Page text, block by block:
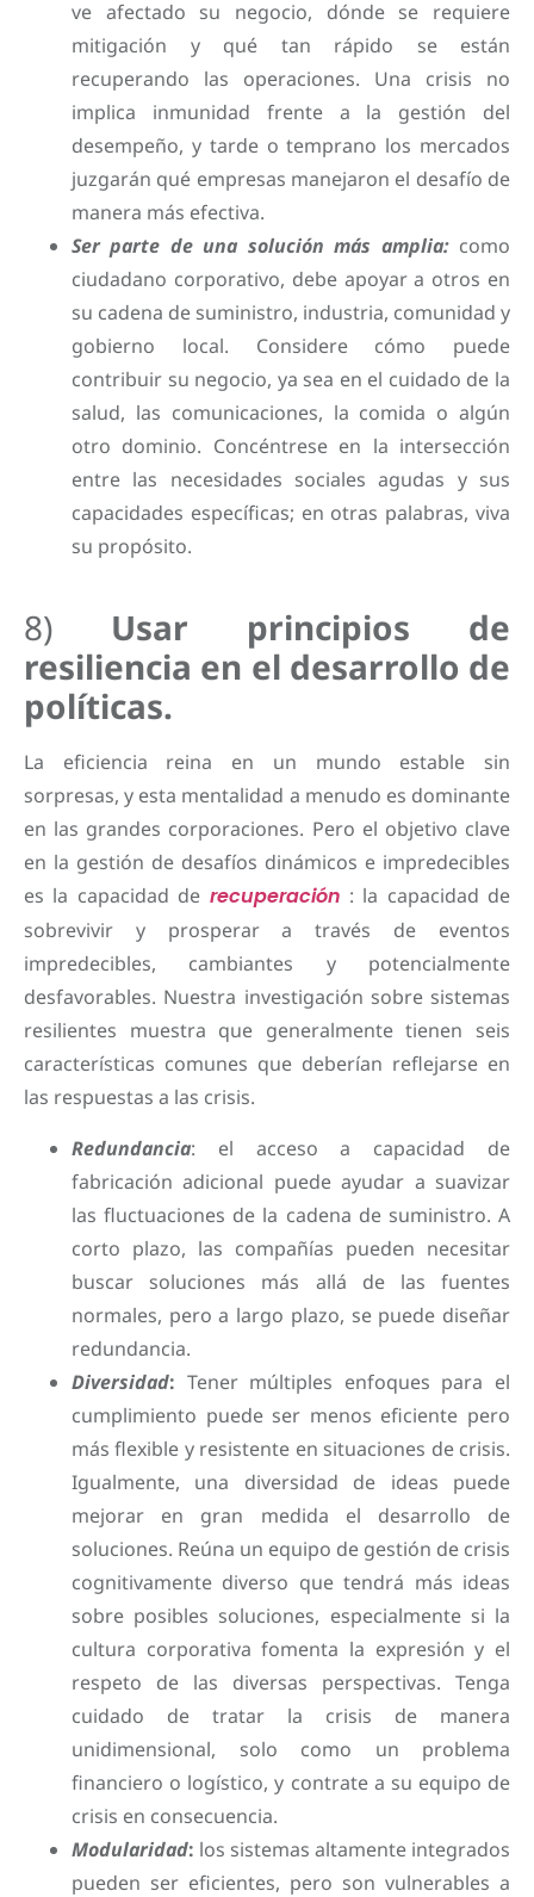
ve afectado su negocio, dónde se requiere
mitigación y qué tan rápido se están
recuperando las operaciones. Una crisis no
implica inmunidad frente a la gestión del
desempeño, y tarde o temprano los mercados
juzgarán qué empresas manejaron el desafío de
manera más efectiva.
Ser parte de una solución más amplia:como
ciudadano corporativo, debe apoyar a otros en
su cadena de suministro, industria, comunidad y
gobierno local. Considere cómo puede
contribuir su negocio, ya sea en el cuidado de la
salud, las comunicaciones, la comida o algún
otro dominio. Concéntrese en la intersección
entre las necesidades sociales agudas y sus
capacidades específicas; en otras palabras, viva
su propósito.
8) Usar principios de
resiliencia en el desarrollo de
políticas.
La eficiencia reina en un mundo estable sin
sorpresas, y esta mentalidad a menudo es dominante
en las grandes corporaciones. Pero el objetivo clave
en la gestión de desafíos dinámicos e impredecibles
es la capacidad de recuperación : la capacidad de
sobrevivir y prosperar a través de eventos
impredecibles, cambiantes y potencialmente
desfavorables. Nuestra investigación sobre sistemas
resilientes muestra que generalmente tienen seis
características comunes que deberían reflejarse en
las respuestas a las crisis.
Redundancia: el acceso a capacidad de
fabricación adicional puede ayudar a suavizar
las fluctuaciones de la cadena de suministro. A
corto plazo, las compañías pueden necesitar
buscar soluciones más allá de las fuentes
normales, pero a largo plazo, se puede diseñar
redundancia.
Diversidad: Tener múltiples enfoques para el
cumplimiento puede ser menos eficiente pero
más flexible y resistente en situaciones de crisis.
Igualmente, una diversidad de ideas puede
mejorar en gran medida el desarrollo de
soluciones. Reúna un equipo de gestión de crisis
cognitivamente diverso que tendrá más ideas
sobre posibles soluciones, especialmente si la
cultura corporativa fomenta la expresión y el
respeto de las diversas perspectivas. Tenga
cuidado de tratar la crisis de manera
unidimensional, solo como un problema
financiero o logístico, y contrate a su equipo de
crisis en consecuencia.
Modularidad: los sistemas altamente integrados
pueden ser eficientes, pero son vulnerables a